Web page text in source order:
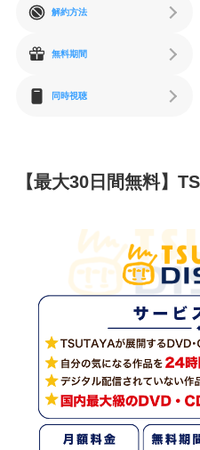
解約方法
無料期間
同時視聴
【最大30日間無料】